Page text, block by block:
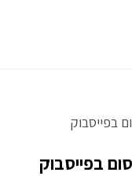
בפייסבוק